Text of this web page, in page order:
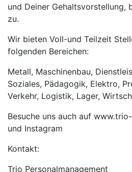
und Deiner Gehaltsvorstellung,
zu.
Wir bieten Voll-und Teilzeit
folgenden Bereichen:
Metall, Maschinenbau,
Soziales, Pädagogik, Elektro,
Verkehr, Logistik, Lager,
Besuche uns auch auf
und Instagram
Kontakt:
Trio Personalmanagement